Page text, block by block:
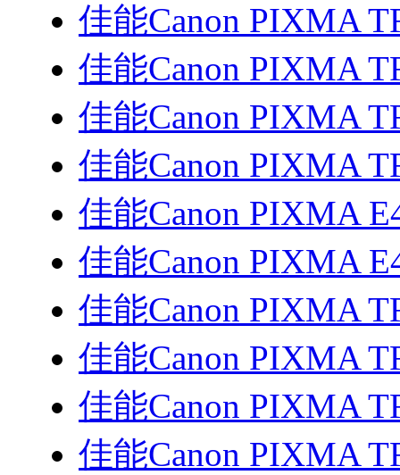
佳能Canon PIXMA
佳能Canon PIXMA
佳能Canon PIXMA
佳能Canon PIXMA
佳能Canon PIXMA
佳能Canon PIXMA
佳能Canon PIXMA
佳能Canon PIXMA
佳能Canon PIXMA
佳能Canon PIXMA